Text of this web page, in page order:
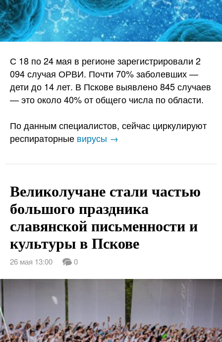
С 18 по 24 мая в регионе зарегистрировали 2
094 случая ОРВИ. Почти 70% заболевших —
дети до 14 лет. В Пскове выявлено 845 случаев
— это около 40% от общего числа по области.
По данным специалистов, сейчас циркулируют
респираторные вирусы →
Великолучане стали частью
большого праздника
славянской письменности и
культуры в Пскове
26 мая 13:00 0